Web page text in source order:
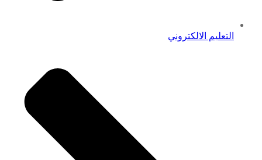
التعليم الالكتروني